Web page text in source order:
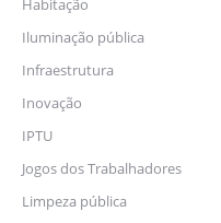
Habitação
Iluminação pública
Infraestrutura
Inovação
IPTU
Jogos dos Trabalhadores
Limpeza pública